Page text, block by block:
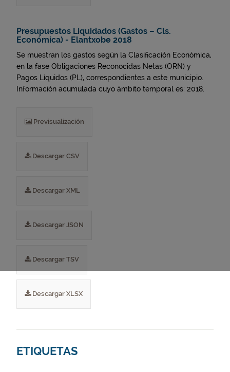
Presupuestos Liquidados (Gastos – Cls.
Económica) - Elantxobe 2018
Se muestran los gastos según la Clasificación Económica,
en la fase Obligaciones Reconocidas Netas (ORN) y
Pagos Líquidos (PL), correspondientes a este municipio.
Información acumulada cuyo ámbito temporal es: 2018.
Previsualización
Descargar CSV
Descargar XML
Descargar JSON
Descargar TSV
Descargar XLSX
ETIQUETAS